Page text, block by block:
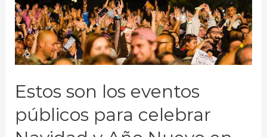
Estos son los eventos
públicos para celebrar